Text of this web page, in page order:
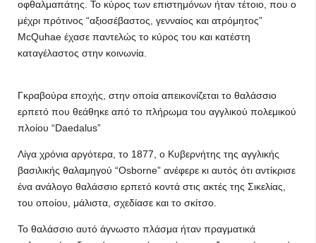
οφθαλμαπάτης. Το κύρος των επιστημόνων ήταν τέτοιο, που ο
μέχρι πρότινος “αξιοσέβαστος, γενναίος και ατρόμητος”
McQuhae έχασε παντελώς το κύρος του και κατέστη
καταγέλαστος στην κοινωνία.
Γκραβούρα εποχής, στην οποία απεικονίζεται το θαλάσσιο
ερπετό που θεάθηκε από το πλήρωμα του αγγλικού πολεμικού
πλοίου “Daedalus”
Λίγα χρόνια αργότερα, το 1877, ο Κυβερνήτης της αγγλικής
βασιλικής θαλαμηγού “Osborne” ανέφερε κι αυτός ότι αντίκρισε
ένα ανάλογο θαλάσσιο ερπετό κοντά στις ακτές της Σικελίας,
του οποίου, μάλιστα, σχεδίασε και το σκίτσο.
Το θαλάσσιο αυτό άγνωστο πλάσμα ήταν πραγματικά